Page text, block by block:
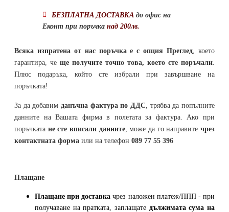
БЕЗПЛАТНА ДОСТАВКА до офис на
Еконт при поръчка над 200лв.
Всяка изпратена от нас поръчка е с опция Преглед , което
гарантира, че ще получите точно това, което сте поръчали
Плюс подаръка, който сте избрали при завършване на
поръчката!
За да добавим данъчна фактура по ДДС , трябва да попълните
данните на Вашата фирма в полетата за фактура. Ако при
поръчката не сте вписали данните, може да го направитечрез
контактната форма или на телефон 089 77 55 396
Плащане
Плащане при доставка чрез наложен платеж/ППП - при
получаване на пратката, заплащате дължимата сума на